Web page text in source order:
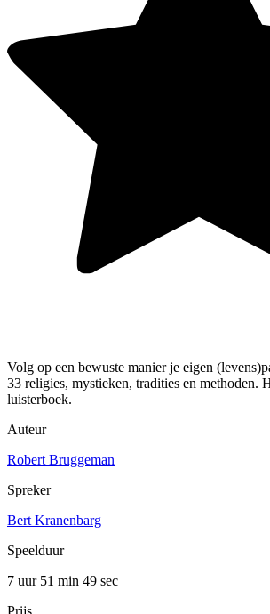
Volg op een bewuste manier je eigen
33 religies, mystieken, tradities en methoden.
luisterboek.
Auteur
Robert Bruggeman
Spreker
Bert Kranenbarg
Speelduur
7 uur 51 min 49 sec
Prijs